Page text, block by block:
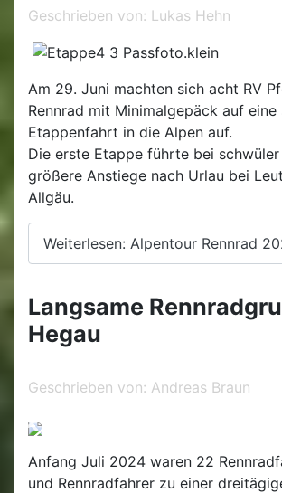
Geschrieben von: Lukas Hehn
Am 29. Juni machten sich acht RV
Rennrad mit Minimalgepäck auf
Etappenfahrt in die Alpen auf.
Die erste Etappe führte bei
größere Anstiege nach Urlau bei
Allgäu.
Weiterlesen: Alpentour Rennrad
Langsame
Hegau
Geschrieben von: Andreas Braun
Anfang Juli 2024 waren 22
und Rennradfahrer zu einer